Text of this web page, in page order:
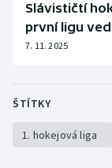
Slávističtí
první ligu
7. 11. 2025
ŠTÍTKY
1. hokejová liga